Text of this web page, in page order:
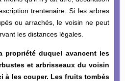
trentenaire. Si les arbres
ou arrachés, le voisin ne peut
les distances légales.
propriété duquel avancent les
et arbrisseaux du voisin
à les couper. Les fruits tombés